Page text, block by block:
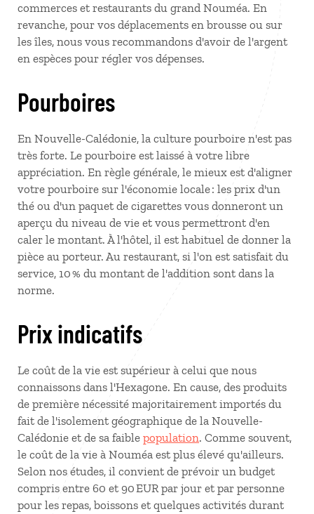
commerces et restaurants du grand Nouméa. En
revanche, pour vos déplacements en brousse ou sur
les îles, nous vous recommandons d'avoir de l'argent
en espèces pour régler vos dépenses.
Pourboires
En Nouvelle-Calédonie, la culture pourboire n'est pas
très forte. Le pourboire est laissé à votre libre
appréciation. En règle générale, le mieux est d'aligner
votre pourboire sur l'économie locale : les prix d'un
thé ou d'un paquet de cigarettes vous donneront un
aperçu du niveau de vie et vous permettront d'en
caler le montant. À l'hôtel, il est habituel de donner la
pièce au porteur. Au restaurant, si l'on est satisfait du
service, 10 % du montant de l'addition sont dans la
norme.
Prix indicatifs
Le coût de la vie est supérieur à celui que nous
connaissons dans l'Hexagone. En cause, des produits
de première nécessité majoritairement importés du
fait de l'isolement géographique de la Nouvelle-
Calédonie et de sa faible population. Comme souvent,
le coût de la vie à Nouméa est plus élevé qu'ailleurs.
Selon nos études, il convient de prévoir un budget
compris entre 60 et 90 EUR par jour et par personne
pour les repas, boissons et quelques activités durant